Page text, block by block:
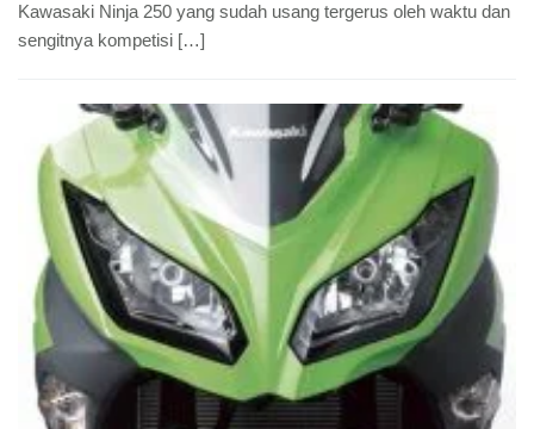
Kawasaki Ninja 250 yang sudah usang tergerus oleh waktu dan
sengitnya kompetisi […]